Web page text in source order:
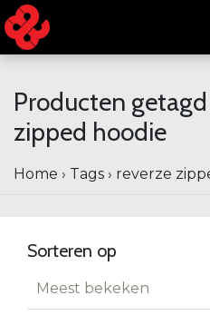
Producten
zipped hoodie
Home › Tags › reverze
Sorteren op
Meest bekeken